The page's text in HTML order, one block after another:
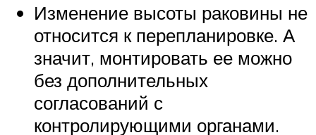
Изменение высоты раковины не
относится к перепланировке. А
значит, монтировать ее можно
без дополнительных
согласований с
контролирующими органами.